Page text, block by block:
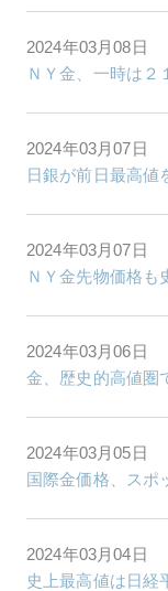
2024年03月08日
ＮＹ金、一時は２
2024年03月07日
日銀が前日最高値
2024年03月07日
ＮＹ金先物価格も
2024年03月06日
金、歴史的高値圏
2024年03月05日
国際金価格、スポ
2024年03月04日
史上最高値は日経